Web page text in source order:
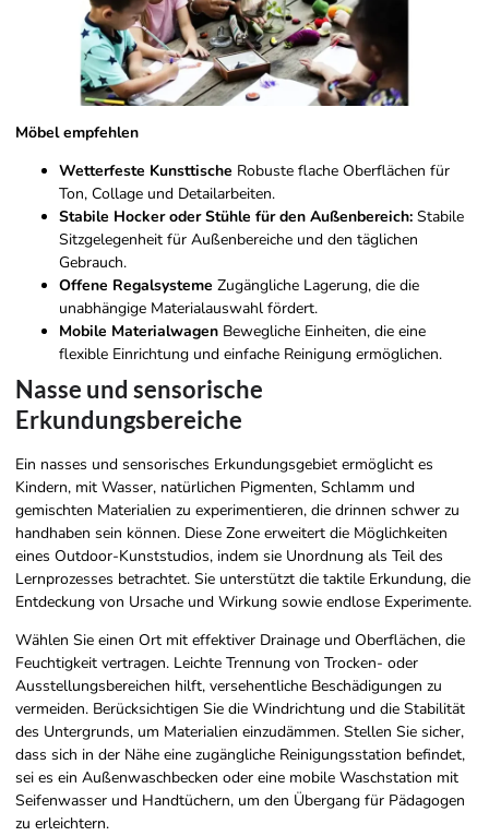
Möbel empfehlen
Wetterfeste Kunsttische Robuste flache Oberflächen für
Ton, Collage und Detailarbeiten.
Stabile Hocker oder Stühle für den Außenbereich: Stabile
Sitzgelegenheit für Außenbereiche und den täglichen
Gebrauch.
Offene Regalsysteme Zugängliche Lagerung, die die
unabhängige Materialauswahl fördert.
Mobile Materialwagen Bewegliche Einheiten, die eine
flexible Einrichtung und einfache Reinigung ermöglichen.
Nasse und sensorische
Erkundungsbereiche
Ein nasses und sensorisches Erkundungsgebiet ermöglicht es
Kindern, mit Wasser, natürlichen Pigmenten, Schlamm und
gemischten Materialien zu experimentieren, die drinnen schwer zu
handhaben sein können. Diese Zone erweitert die Möglichkeiten
eines Outdoor-Kunststudios, indem sie Unordnung als Teil des
Lernprozesses betrachtet. Sie unterstützt die taktile Erkundung, die
Entdeckung von Ursache und Wirkung sowie endlose Experimente.
Wählen Sie einen Ort mit effektiver Drainage und Oberflächen, die
Feuchtigkeit vertragen. Leichte Trennung von Trocken- oder
Ausstellungsbereichen hilft, versehentliche Beschädigungen zu
vermeiden. Berücksichtigen Sie die Windrichtung und die Stabilität
des Untergrunds, um Materialien einzudämmen. Stellen Sie sicher,
dass sich in der Nähe eine zugängliche Reinigungsstation befindet,
sei es ein Außenwaschbecken oder eine mobile Waschstation mit
Seifenwasser und Handtüchern, um den Übergang für Pädagogen
zu erleichtern.